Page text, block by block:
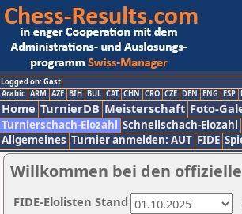
Logged on: Gast
Arabic ARM AZE BIH BUL CAT CHN CRO CZE DEN ENG ESP
Home TurnierDB Meisterschaft Foto-
Turnierschach-Elozahl Schnellschach-Elozahl
Allgemeines Turnier anmelden: AUT FIDE
Willkommen bei den
FIDE-Elolisten Stand